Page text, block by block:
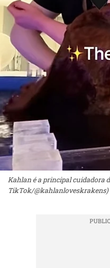
Kahlan é a principal cuidadora
TikTok/@kahlanloveskrakens)